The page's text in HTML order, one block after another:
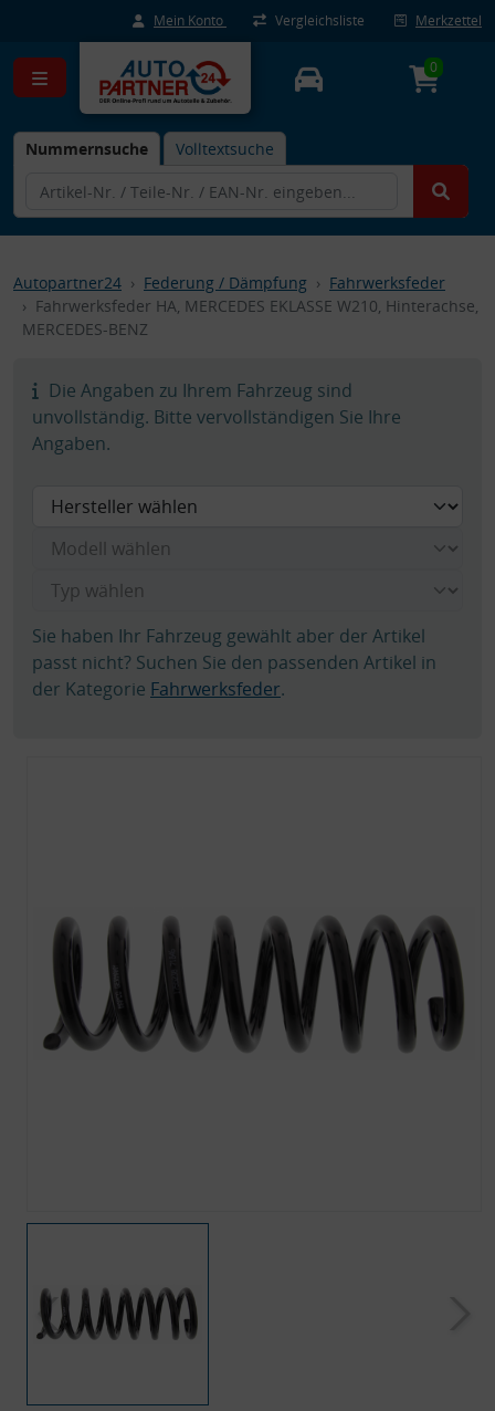
Mein Konto Vergleichsliste Merkzettel
Nummernsuche Volltextsuche
0
Autopartner24 Federung / Dämpfung
Fahrwerksfeder
Fahrwerksfeder HA, MERCEDES EKLASSE W210, Hinterachse,
MERCEDES-BENZ
Die Angaben zu Ihrem Fahrzeug sind
unvollständig. Bitte vervollständigen Sie Ihre
Angaben.
Sie haben Ihr Fahrzeug gewählt aber der Artikel
passt nicht? Suchen Sie den passenden Artikel in
der Kategorie Fahrwerksfeder.